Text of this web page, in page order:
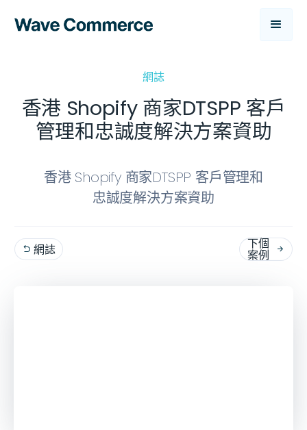
網誌
香港 Shopify 商家DTSPP 客戶
管理和忠誠度解決方案資助
香港 Shopify 商家DTSPP 客戶管理和
忠誠度解決方案資助
 網誌
下個
案例
